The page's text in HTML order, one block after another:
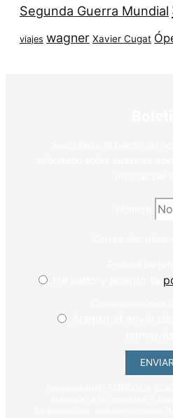
Segunda Guerra Mundial
viajes wagner Xavier Cugat
ENVIAR